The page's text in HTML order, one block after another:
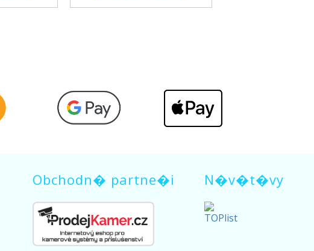
Obchodn� partne�i N�v�t�vy